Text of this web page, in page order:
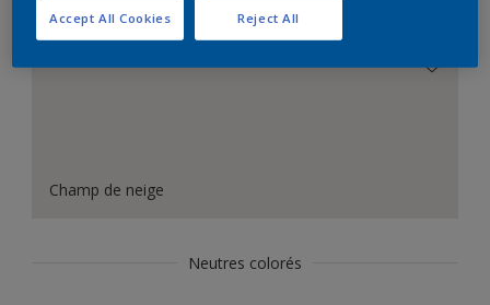
Champ de neige
Neutres colorés
Reject All
Accept All Cookies